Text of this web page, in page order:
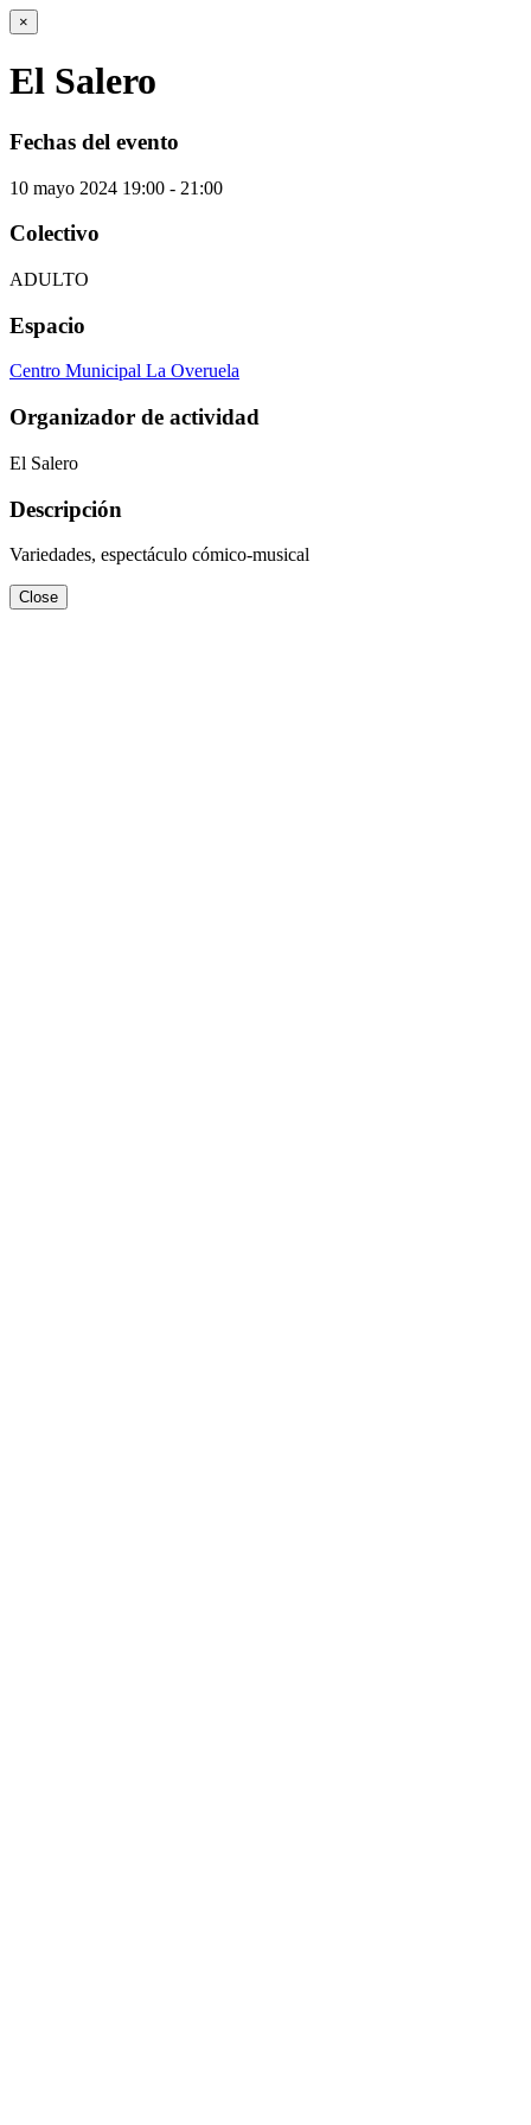
×
El Salero
Fechas del evento
10 mayo 2024 19:00 - 21:00
Colectivo
ADULTO
Espacio
Centro Municipal La Overuela
Organizador de actividad
El Salero
Descripción
Variedades, espectáculo cómico-musical
Close